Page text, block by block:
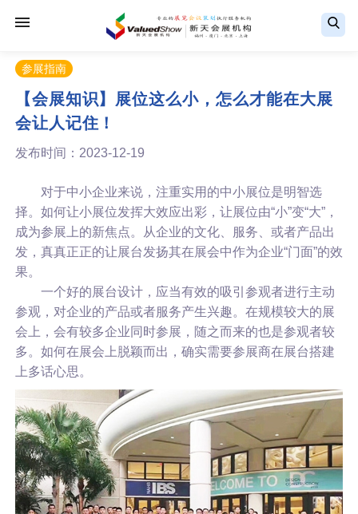
参展指南
【会展知识】展位这么小，怎么才能在大展
会让人记住！
发布时间：2023-12-19
对于中小企业来说，注重实用的中小展位是明智选
择。如何让小展位发挥大效应出彩，让展位由“小”变“大”，
成为参展上的新焦点。从企业的文化、服务、或者产品出
发，真真正正的让展台发扬其在展会中作为企业“门面”的效
果。
一个好的展台设计，应当有效的吸引参观者进行主动
参观，对企业的产品或者服务产生兴趣。在规模较大的展
会上，会有较多企业同时参展，随之而来的也是参观者较
多。如何在展会上脱颖而出，确实需要参展商在展台搭建
上多话心思。